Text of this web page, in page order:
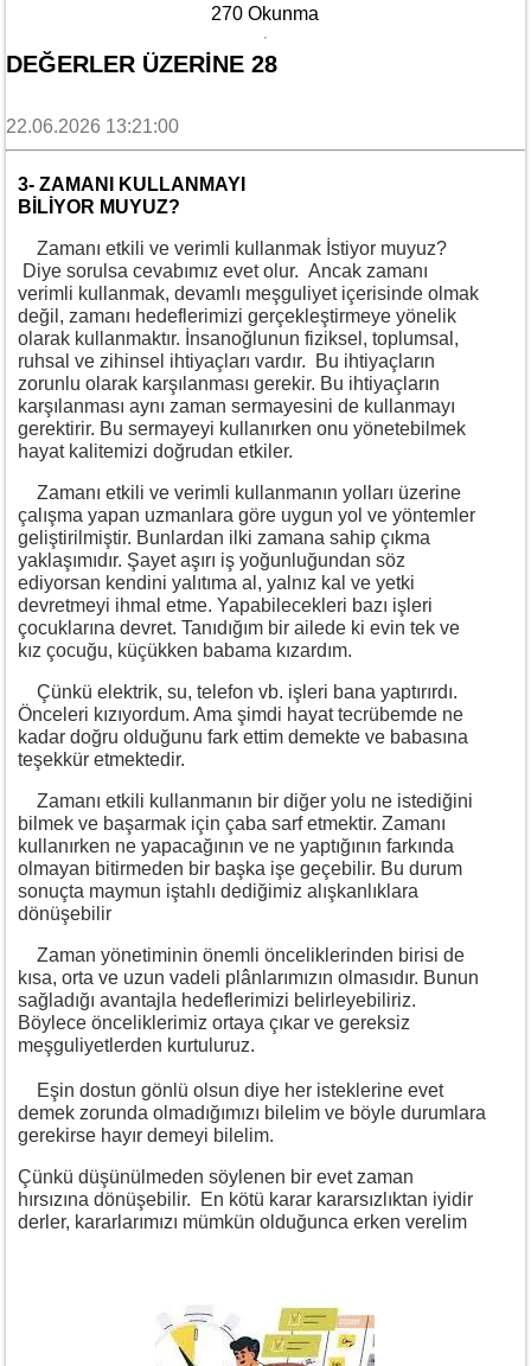
270 Okunma
DEĞERLER ÜZERİNE 28
22.06.2026 13:21:00
3- ZAMANI KULLANMAYI
BİLİYOR MUYUZ?
Zamanı etkili ve verimli kullanmak İstiyor muyuz?
Diye sorulsa cevabımız evet olur. Ancak zamanı
verimli kullanmak, devamlı meşguliyet içerisinde olmak
değil, zamanı hedeflerimizi gerçekleştirmeye yönelik
olarak kullanmaktır. İnsanoğlunun fiziksel, toplumsal,
ruhsal ve zihinsel ihtiyaçları vardır. Bu ihtiyaçların
zorunlu olarak karşılanması gerekir. Bu ihtiyaçların
karşılanması aynı zaman sermayesini de kullanmayı
gerektirir. Bu sermayeyi kullanırken onu yönetebilmek
hayat kalitemizi doğrudan etkiler.
Zamanı etkili ve verimli kullanmanın yolları üzerine
çalışma yapan uzmanlara göre uygun yol ve yöntemler
geliştirilmiştir. Bunlardan ilki zamana sahip çıkma
yaklaşımıdır. Şayet aşırı iş yoğunluğundan söz
ediyorsan kendini yalıtıma al, yalnız kal ve yetki
devretmeyi ihmal etme. Yapabilecekleri bazı işleri
çocuklarına devret. Tanıdığım bir ailede ki evin tek ve
kız çocuğu, küçükken babama kızardım.
Çünkü elektrik, su, telefon vb. işleri bana yaptırırdı.
Önceleri kızıyordum. Ama şimdi hayat tecrübemde ne
kadar doğru olduğunu fark ettim demekte ve babasına
teşekkür etmektedir.
Zamanı etkili kullanmanın bir diğer yolu ne istediğini
bilmek ve başarmak için çaba sarf etmektir. Zamanı
kullanırken ne yapacağının ve ne yaptığının farkında
olmayan bitirmeden bir başka işe geçebilir. Bu durum
sonuçta maymun iştahlı dediğimiz alışkanlıklara
dönüşebilir
Zaman yönetiminin önemli önceliklerinden birisi de
kısa, orta ve uzun vadeli plânlarımızın olmasıdır. Bunun
sağladığı avantajla hedeflerimizi belirleyebiliriz.
Böylece önceliklerimiz ortaya çıkar ve gereksiz
meşguliyetlerden kurtuluruz.
Eşin dostun gönlü olsun diye her isteklerine evet
demek zorunda olmadığımızı bilelim ve böyle durumlara
gerekirse hayır demeyi bilelim.
Çünkü düşünülmeden söylenen bir evet zaman
hırsızına dönüşebilir. En kötü karar kararsızlıktan iyidir
derler, kararlarımızı mümkün olduğunca erken verelim